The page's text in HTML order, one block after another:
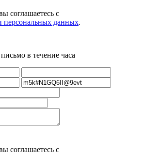
соглашаетесь с
персональных данных.
в течение часа
соглашаетесь с